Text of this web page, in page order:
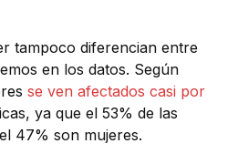
tampoco diferencian entre
en los datos. Según
se ven afectados casi por
ya que el 53% de las
47% son mujeres.